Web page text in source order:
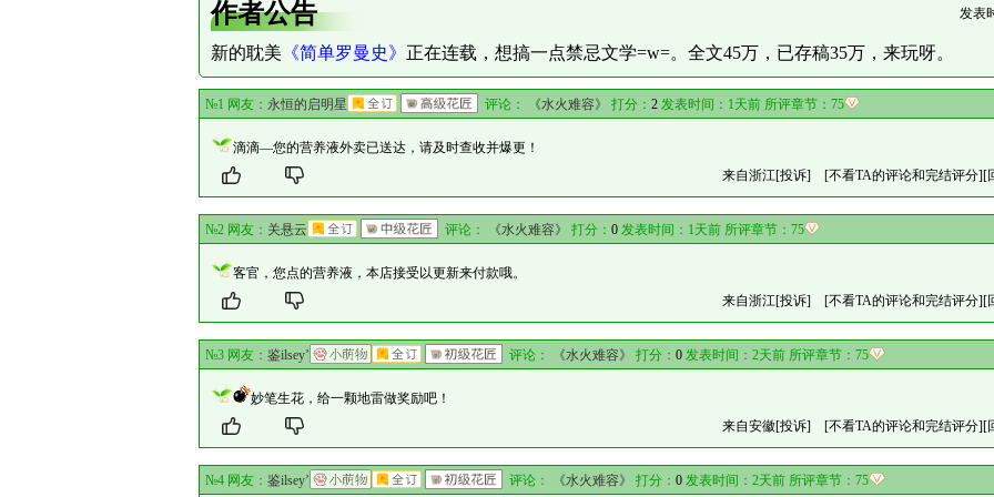
作者公告 发表
新的耽美 《简单罗曼史》 正在连载，想搞一点禁忌文学=w=。全文45万，已存稿35万，来玩呀。
№1 网友： 永恒的启明星 评论： 《水火难容》 打分： 2发表时间：1天前 所评章节： 75
滴滴—您的营养液外卖已送达，请及时查收并爆更！
来自浙江[投诉] [不看TA的评论和完结评分][
№2 网友： 关悬云 评论： 《水火难容》 打分： 0发表时间：1天前 所评章节： 75
客官，您点的营养液，本店接受以更新来付款哦。
来自浙江[投诉] [不看TA的评论和完结评分][
№3 网友： 鉴ilsey’ 评论： 《水火难容》 打分： 0 发表时间：2天前 所评章节： 75
妙笔生花，给一颗地雷做奖励吧！
来自安徽[投诉] [不看TA的评论和完结评分][
№4 网友： 鉴ilsey’ 评论： 《水火难容》 打分： 0 发表时间：2天前 所评章节： 75